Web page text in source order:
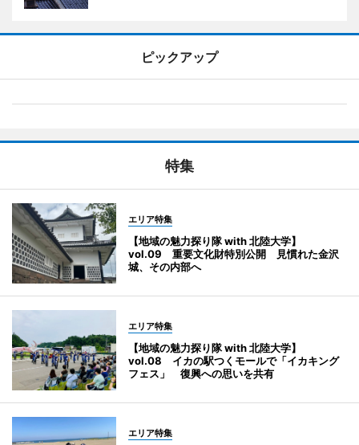
ピックアップ
特集
エリア特集
【地域の魅力探り隊 with 北陸大学】
vol.09 重要文化財特別公開 見慣れた金沢
城、その内部へ
エリア特集
【地域の魅力探り隊 with 北陸大学】
vol.08 イカの駅つくモールで「イカキング
フェス」 復興への思いを共有
エリア特集